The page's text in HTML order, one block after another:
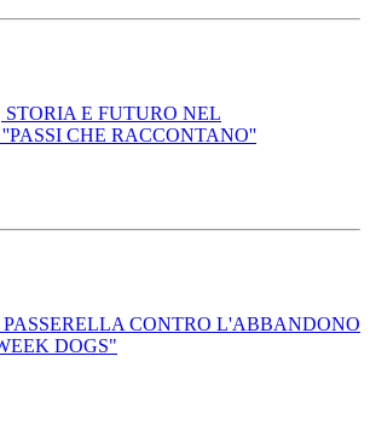
E FUTURO NEL
CHE RACCONTANO''
CONTRO L'ABBANDONO
DOGS"